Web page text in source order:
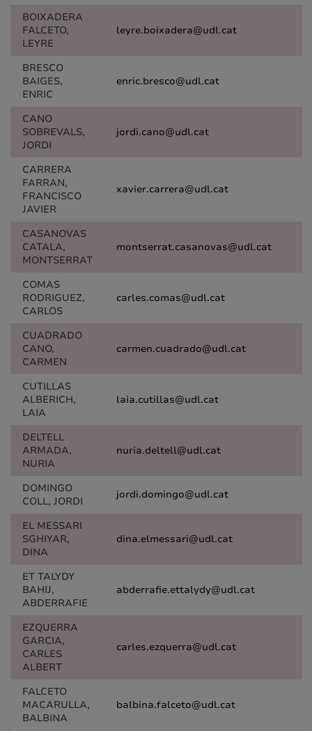
BOIXADERA
FALCETO,
LEYRE
leyre.boixadera@udl.cat
BRESCO
BAIGES,
ENRIC
enric.bresco@udl.cat
CANO
SOBREVALS,
JORDI
jordi.cano@udl.cat
CARRERA
FARRAN,
FRANCISCO
JAVIER
xavier.carrera@udl.cat
CASANOVAS
CATALA,
MONTSERRAT
montserrat.casanovas@udl.cat
COMAS
RODRIGUEZ,
CARLOS
carles.comas@udl.cat
CUADRADO
CANO,
CARMEN
carmen.cuadrado@udl.cat
CUTILLAS
ALBERICH,
LAIA
laia.cutillas@udl.cat
DELTELL
ARMADA,
NURIA
nuria.deltell@udl.cat
DOMINGO
COLL, JORDI
jordi.domingo@udl.cat
EL MESSARI
SGHIYAR,
DINA
dina.elmessari@udl.cat
ET TALYDY
BAHIJ,
ABDERRAFIE
abderrafie.ettalydy@udl.cat
EZQUERRA
GARCIA,
CARLES
ALBERT
carles.ezquerra@udl.cat
FALCETO
MACARULLA,
BALBINA
balbina.falceto@udl.cat